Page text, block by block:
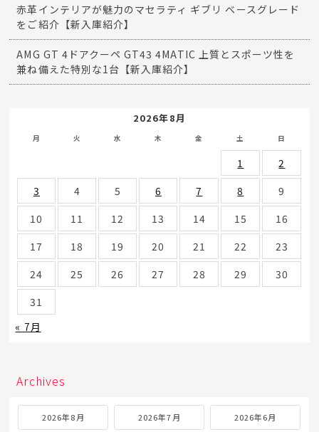
赤革インテリアが魅力のマセラティ ギブリ ベースグレード
をご紹介【新入庫紹介】
AMG GT 4ドアクーペ GT43 4MATIC 上質とスポーツ性を
兼ね備えた特別な1台【新入庫紹介】
2026年8月
月 火 水 木 金 土 日
1
2
3
4 5 6 7 8
9
10
11 12 13 14 15
16
17
18 19 20 21 22
23
24
25 26 27 28 29
30
31
« 7月
Archives
2026年8月 2026年7月 2026年6月